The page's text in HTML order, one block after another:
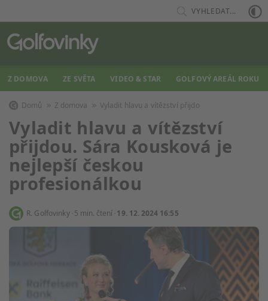
VYHLEDAT...
Z DOMOVA ZE SVĚTA VIDEO & STAR GOLFOVÝ AREÁL ROKU
Domů Z domova Vyladit hlavu a vítězství přijdo
Vyladit hlavu a vítězství
přijdou. Sára Kousková je
nejlepší českou
profesionálkou
R. Golfovinky 5 min. čtení 19. 12. 2024 16:55